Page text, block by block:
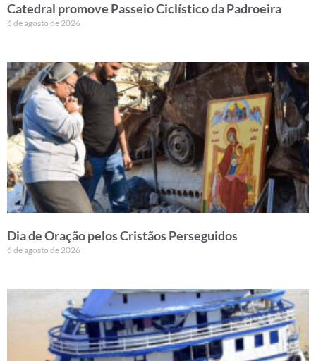
Catedral promove Passeio Ciclístico da Padroeira
6 de agosto de 2026
Dia de Oração pelos Cristãos Perseguidos
6 de agosto de 2026